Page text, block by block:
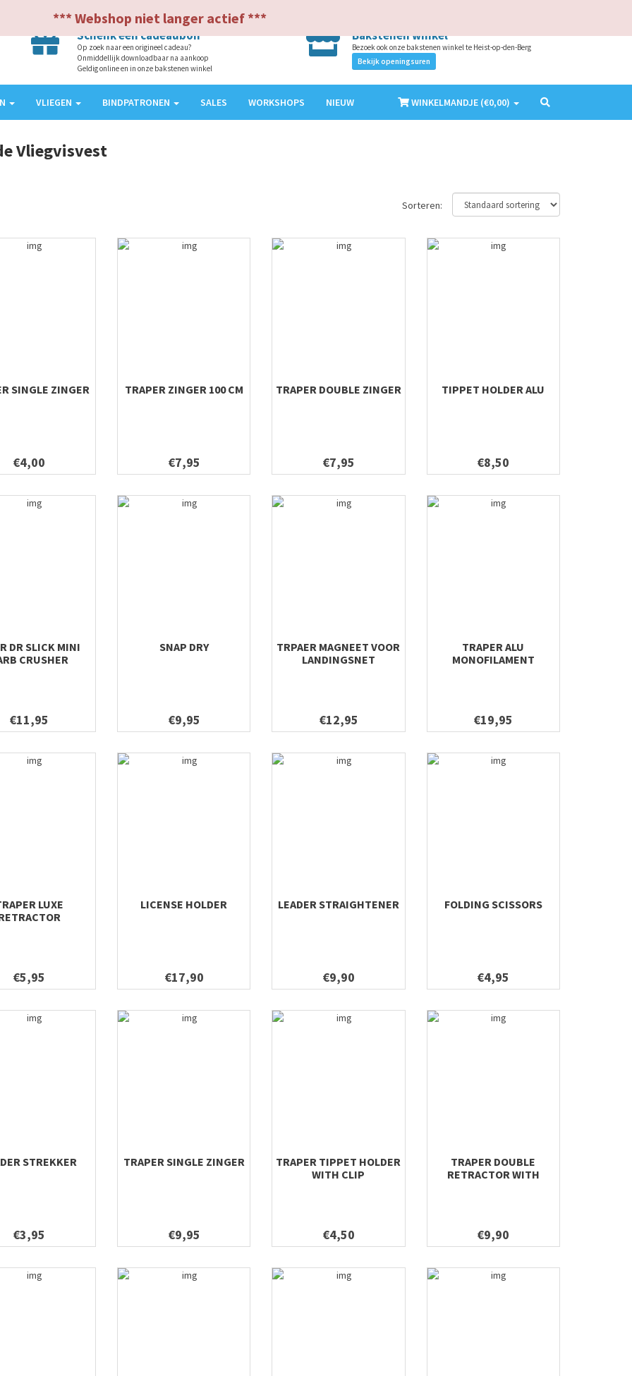
*** Webshop niet langer actief ***
Schenk een cadeaubon
Op zoek naar een origineel cadeau?
Onmiddellijk downloadbaar na aankoop
Geldig online en in onze bakstenen winkel
Bakstenen winkel
Bezoek ook onze bakstenen winkel te Heist-op-den-Berg
Bekijk openingsuren
VLIEGEN BINDPATRONEN SALES WORKSHOPS NIEUW WINKELMANDJE (€0,00)
Vliegvisvest
Sorteren:
SINGLE ZINGER
€4,00
TRAPER ZINGER 100 CM
€7,95
TRAPER DOUBLE ZINGER
€7,95
TIPPET HOLDER ALU
€8,50
DR SLICK MINI
CRUSHER
€11,95
SNAP DRY
€9,95
TRPAER MAGNEET VOOR
LANDINGSNET
€12,95
TRAPER ALU
MONOFILAMENT
€19,95
LUXE
€5,95
LICENSE HOLDER
€17,90
LEADER STRAIGHTENER
€9,90
FOLDING SCISSORS
€4,95
STREKKER
€3,95
TRAPER SINGLE ZINGER
€9,95
TRAPER TIPPET HOLDER
WITH CLIP
€4,50
TRAPER DOUBLE
RETRACTOR WITH
€9,90